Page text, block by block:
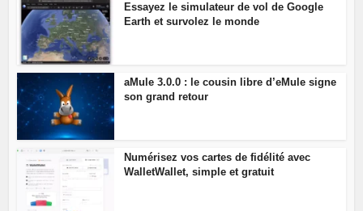
Essayez le simulateur de vol de Google
Earth et survolez le monde
aMule 3.0.0 : le cousin libre d’eMule signe
son grand retour
Numérisez vos cartes de fidélité avec
WalletWallet, simple et gratuit